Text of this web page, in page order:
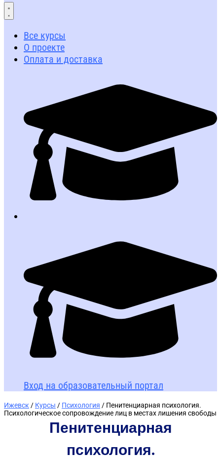
Все курсы
О проекте
Оплата и доставка
Вход на образовательный портал
Ижевск / Курсы / Психология / Пенитенциарная психология.
Психологическое сопровождение лиц в местах лишения свободы
Пенитенциарная
психология.